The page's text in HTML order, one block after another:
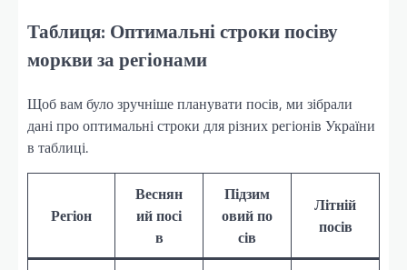
Таблиця: Оптимальні строки посіву
моркви за регіонами
Щоб вам було зручніше планувати посів, ми зібрали
дані про оптимальні строки для різних регіонів України
в таблиці.
Регіон
Веснян
ий посі
в
Підзим
овий по
сів
Літній
посів